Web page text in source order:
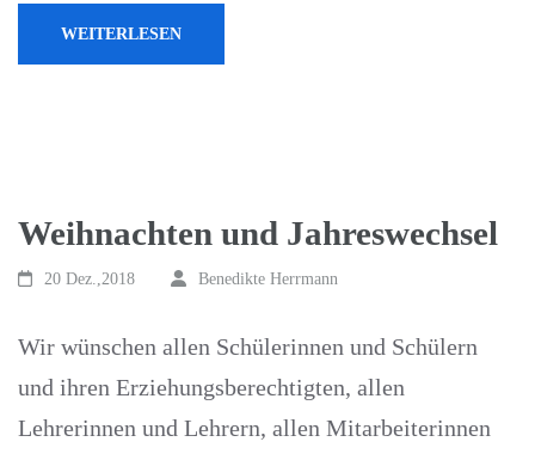
WEITERLESEN
Weihnachten und Jahreswechsel
20 Dez.,2018 Benedikte Herrmann
Wir wünschen allen Schülerinnen und Schülern
und ihren Erziehungsberechtigten, allen
Lehrerinnen und Lehrern, allen Mitarbeiterinnen